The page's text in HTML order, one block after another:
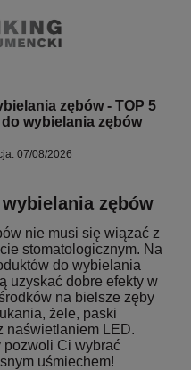
zębów - TOP 5
wybielania zębów
07/08/2026
zębów
nie musi się wiązać z
stomatologicznym. Na
do wybielania
uzyskać dobre efekty w
na bielsze zęby
żele, paski
naświetlaniem LED.
pozwoli Ci wybrać
uśmiechem!